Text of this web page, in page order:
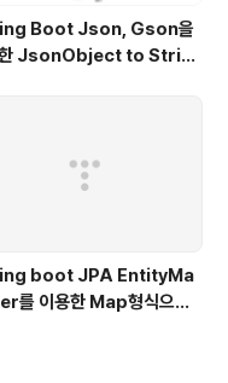
Boot Json, Gson을
한 JsonObject to Strin
boot JPA EntityMa
를 이용한 Map형식으로